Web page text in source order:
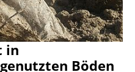
in
Böden